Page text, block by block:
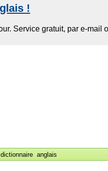
dictionnaire anglais